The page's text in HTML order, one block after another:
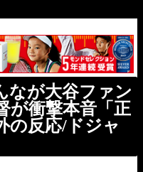
なが大谷ファン
が衝撃本音「正
の反応/ドジャ